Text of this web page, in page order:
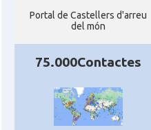
Portal de Castellers d'arreu
del món
75.000Contactes